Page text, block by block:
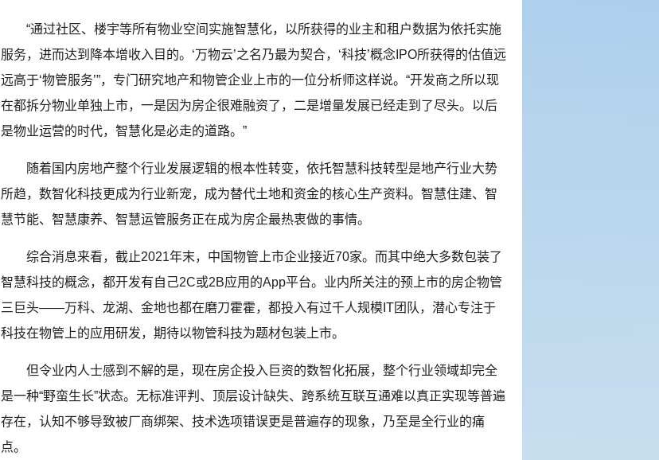
“通过社区、楼宇等所有物业空间实施智慧化，以所获得的业主和租户数据为依托实施
服务，进而达到降本增收入目的。‘万物云’之名乃最为契合，‘科技’概念IPO所获得的估值远
远高于‘物管服务’”，专门研究地产和物管企业上市的一位分析师这样说。“开发商之所以现
在都拆分物业单独上市，一是因为房企很难融资了，二是增量发展已经走到了尽头。以后
是物业运营的时代，智慧化是必走的道路。”
随着国内房地产整个行业发展逻辑的根本性转变，依托智慧科技转型是地产行业大势
所趋，数智化科技更成为行业新宠，成为替代土地和资金的核心生产资料。智慧住建、智
慧节能、智慧康养、智慧运管服务正在成为房企最热衷做的事情。
综合消息来看，截止2021年末，中国物管上市企业接近70家。而其中绝大多数包装了
智慧科技的概念，都开发有自己2C或2B应用的App平台。业内所关注的预上市的房企物管
三巨头——万科、龙湖、金地也都在磨刀霍霍，都投入有过千人规模IT团队，潜心专注于
科技在物管上的应用研发，期待以物管科技为题材包装上市。
但令业内人士感到不解的是，现在房企投入巨资的数智化拓展，整个行业领域却完全
是一种“野蛮生长”状态。无标准评判、顶层设计缺失、跨系统互联互通难以真正实现等普遍
存在，认知不够导致被厂商绑架、技术选项错误更是普遍存的现象，乃至是全行业的痛
点。